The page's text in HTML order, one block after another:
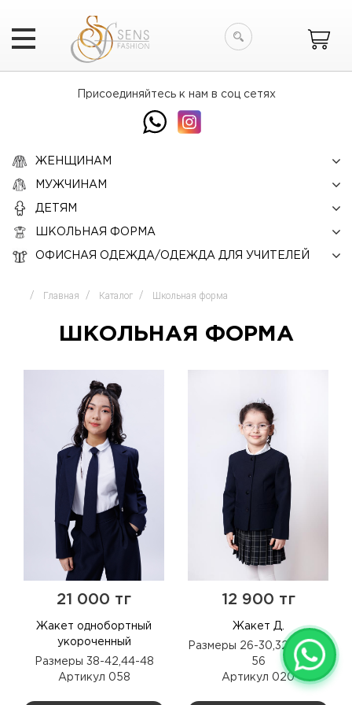
Искать
Присоединяйтесь к нам в соц сетях
ЖЕНЩИНАМ
МУЖЧИНАМ
ДЕТЯМ
ШКОЛЬНАЯ ФОРМА
ОФИСНАЯ ОДЕЖДА/ОДЕЖДА ДЛЯ УЧИТЕЛЕЙ
Главная Каталог Школьная форма
ШКОЛЬНАЯ ФОРМА
21 000 тг
Жакет однобортный
укороченный
Размеры 38-42,44-48
Артикул 058
12 900 тг
Жакет Д.
Размеры 26-30,32-42,44-
56
Артикул 020